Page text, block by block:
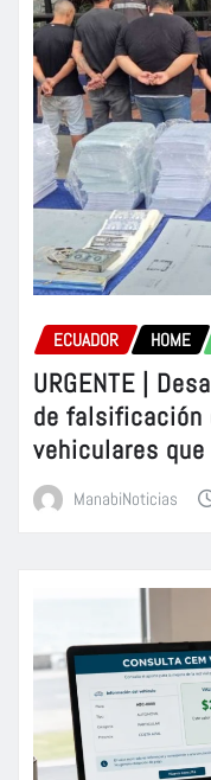
ECUADOR HOME
URGENTE |
de falsificación
vehiculares que
ManabiNoticias